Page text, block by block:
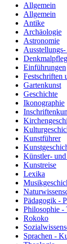
Allgemein
Allgemein
Antike
Archäologie
Astronomie
Einführungen
Festschriften
Gartenkunst
Geschichte
Ikonographie
Kunstführer
Künstler-
Kunstreise
Lexika
Pädagogik -
Philosophie -
Rokoko
Sprachen -